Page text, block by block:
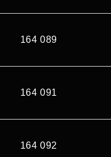
164 089
164 091
164 092